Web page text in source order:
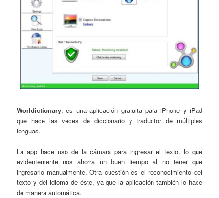
Worldictionary, es una aplicación gratuita para iPhone y iPad
que hace las veces de diccionario y traductor de múltiples
lenguas.
La app hace uso de la cámara para ingresar el texto, lo que
evidentemente nos ahorra un buen tiempo al no tener que
ingresarlo manualmente. Otra cuestión es el reconocimiento del
texto y del idioma de éste, ya que la aplicación también lo hace
de manera automática.